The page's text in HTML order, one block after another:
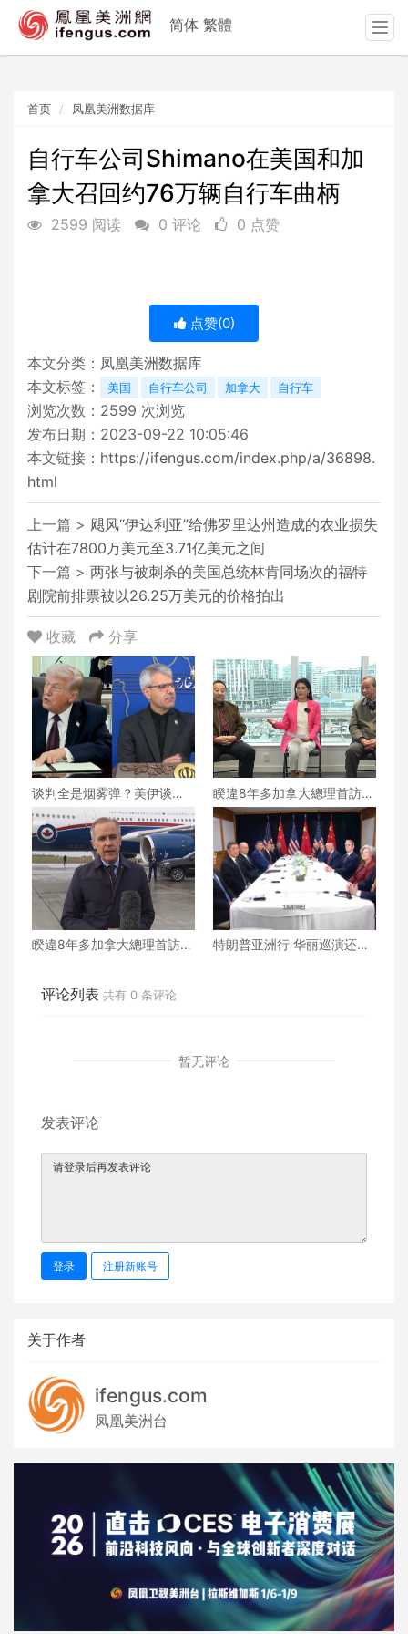
首页 凤凰美洲数据库
自行车公司Shimano在美国和加
拿大召回约76万辆自行车曲柄
2599 阅读 0 评论 0 点赞
点赞(0)
本文分类： 凤凰美洲数据库
本文标签：
美国 自行车公司 加拿大 自行车
浏览次数： 2599 次浏览
发布日期：2023-09-22 10:05:46
本文链接： https://ifengus.com/index.php/a/36898.
html
上一篇 > 飓风“伊达利亚”给佛罗里达州造成的农业损失
估计在7800万美元至3.71亿美元之间
下一篇 > 两张与被刺杀的美国总统林肯同场次的福特
剧院前排票被以26.25万美元的价格拍出
收藏 分享
谈判全是烟雾弹？美伊谈判
还能继续下去吗？真相究竟
为何？
睽違8年多加拿大總理首訪
華，卡尼能否打開加中合作
新局？ 下
睽違8年多加拿大總理首訪
特朗普亚洲行 华丽巡演还是
评论列表 共有 0 条评论
暂无评论
发表评论
登录 注册新账号
关于作者
ifengus.com
凤凰美洲台
简体 繁體
T
o